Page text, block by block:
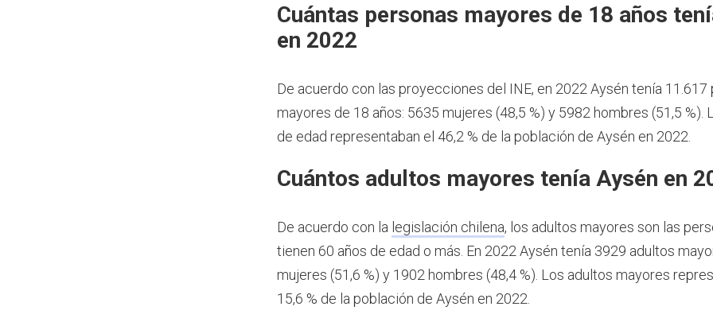
Cuántas personas mayores de 18 años
en 2022
De acuerdo con las proyecciones del INE, en 2022 Aysén tenía 11.617
mayores de 18 años: 5635 mujeres (48,5 %) y 5982 hombres (51,5 %).
de edad representaban el 46,2 % de la población de Aysén en 2022.
Cuántos adultos mayores tenía Aysén en
De acuerdo con la legislación chilena, los adultos mayores son las
tienen 60 años de edad o más. En 2022 Aysén tenía 3929 adultos
mujeres (51,6 %) y 1902 hombres (48,4 %). Los adultos mayores
15,6 % de la población de Aysén en 2022.